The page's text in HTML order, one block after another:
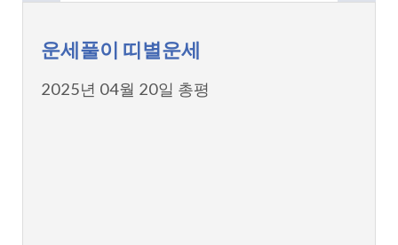
운세풀이 띠별운세
2025년 04월 20일 총평